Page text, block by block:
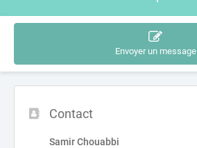
Envoyer un message
Contact
Samir Chouabbi